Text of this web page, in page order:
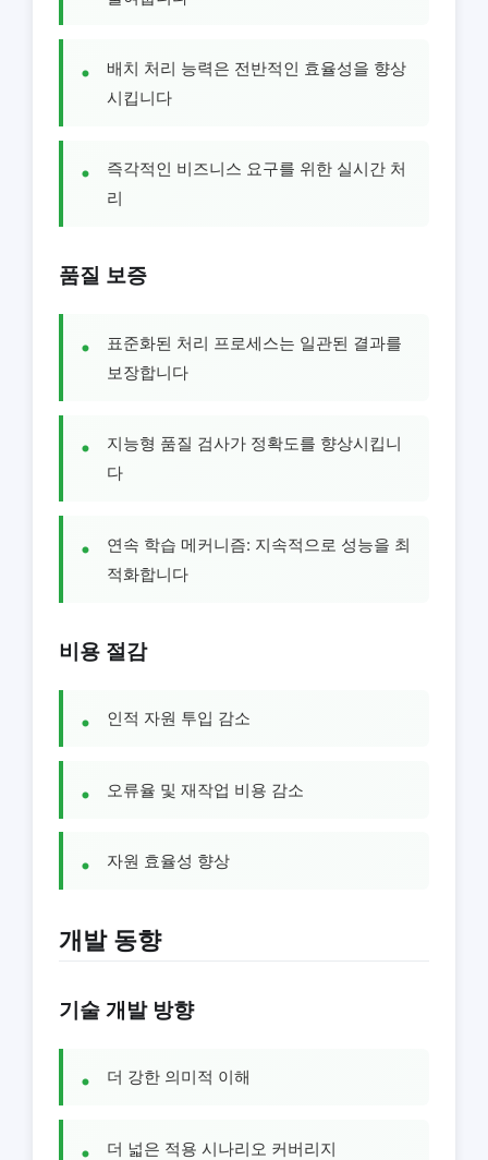
배치 처리 능력은 전반적인 효율성을 향상
시킵니다
즉각적인 비즈니스 요구를 위한 실시간 처
리
품질 보증
표준화된 처리 프로세스는 일관된 결과를
보장합니다
지능형 품질 검사가 정확도를 향상시킵니
다
연속 학습 메커니즘: 지속적으로 성능을 최
적화합니다
비용 절감
인적 자원 투입 감소
오류율 및 재작업 비용 감소
자원 효율성 향상
개발 동향
기술 개발 방향
더 강한 의미적 이해
더 넓은 적용 시나리오 커버리지